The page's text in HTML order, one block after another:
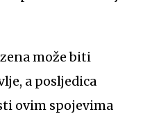
može biti
a posljedica
ovim spojevima